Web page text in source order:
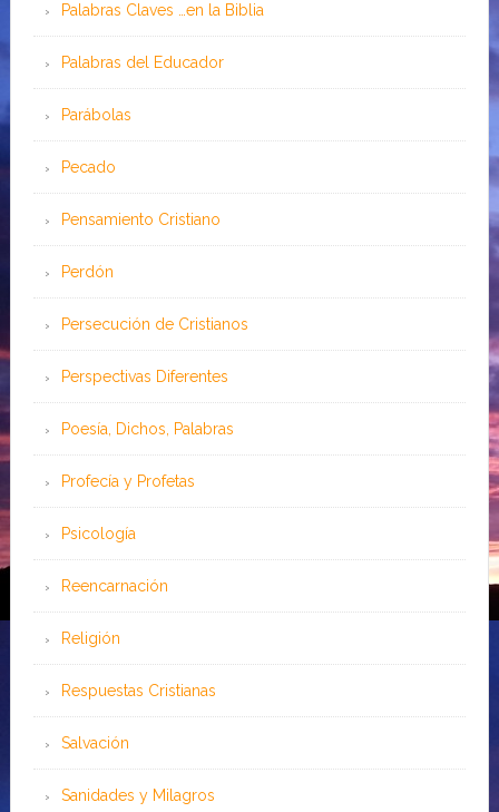
Palabras Claves …en la Biblia
Palabras del Educador
Parábolas
Pecado
Pensamiento Cristiano
Perdón
Persecución de Cristianos
Perspectivas Diferentes
Poesía, Dichos, Palabras
Profecía y Profetas
Psicología
Reencarnación
Religión
Respuestas Cristianas
Salvación
Sanidades y Milagros